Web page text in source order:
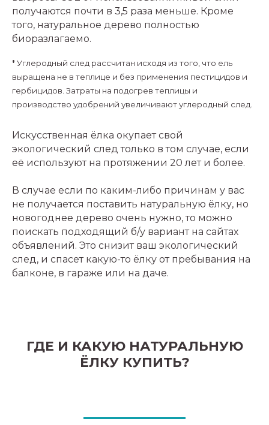
получаются почти в 3,5 раза меньше. Кроме
того, натуральное дерево полностью
биоразлагаемо.
* Углеродный след рассчитан исходя из того, что ель
выращена не в теплице и без применения пестицидов и
гербицидов. Затраты на подогрев теплицы и
производство удобрений увеличивают углеродный след.
Искусственная ёлка окупает свой
экологический след только в том случае, если
её используют на протяжении 20 лет и более.
В случае если по каким-либо причинам у вас
не получается поставить натуральную ёлку, но
новогоднее дерево очень нужно, то можно
поискать подходящий б/у вариант на сайтах
объявлений. Это снизит ваш экологический
след, и спасет какую-то ёлку от пребывания на
балконе, в гараже или на даче.
ГДЕ И КАКУЮ НАТУРАЛЬНУЮ
ЁЛКУ КУПИТЬ?